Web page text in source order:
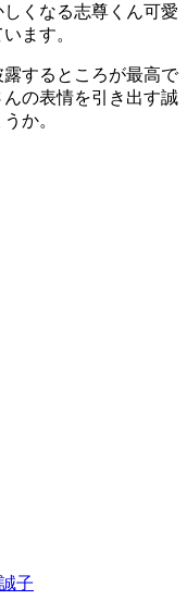
くなる志尊くん可愛
ます。
するところが最高で
の表情を引き出す誠
か。
誠子